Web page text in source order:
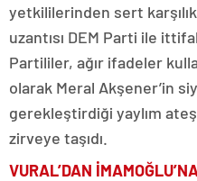
yetkililerinden sert
uzantısı DEM Parti ile
Partililer, ağır ifadeler
olarak Meral Akşener’in
gerekleştirdiği yaylım
zirveye taşıdı.
VURAL’DAN